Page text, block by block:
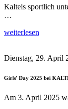
Kalteis sportlich
…
weiterlesen
Dienstag, 29. April
Girls' Day 2025 bei
Am 3. April 2025